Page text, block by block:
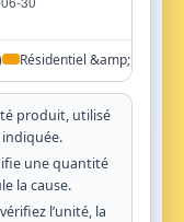
Résidentiel &amp;
produit, utilisé
une quantité
la cause.
l’unité, la